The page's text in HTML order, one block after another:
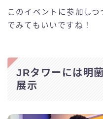
このイベントに参加しつ
でみてもいいですね！
JRタワーには明
展示